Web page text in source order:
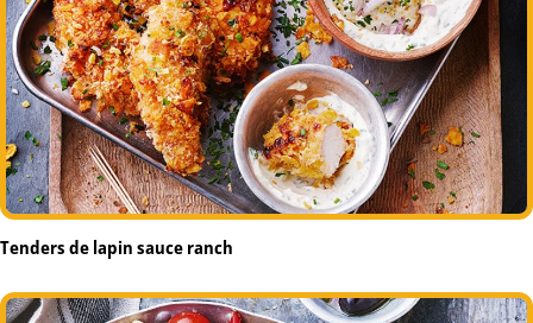
Tenders de lapin sauce ranch